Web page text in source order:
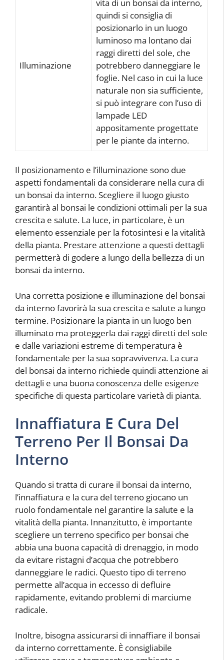
Illuminazione
vita di un bonsai da interno,
quindi si consiglia di
posizionarlo in un luogo
luminoso ma lontano dai
raggi diretti del sole, che
potrebbero danneggiare le
foglie. Nel caso in cui la luce
naturale non sia sufficiente,
si può integrare con l’uso di
lampade LED
appositamente progettate
per le piante da interno.
Il posizionamento e l’illuminazione sono due
aspetti fondamentali da considerare nella cura di
un bonsai da interno. Scegliere il luogo giusto
garantirà al bonsai le condizioni ottimali per la sua
crescita e salute. La luce, in particolare, è un
elemento essenziale per la fotosintesi e la vitalità
della pianta. Prestare attenzione a questi dettagli
permetterà di godere a lungo della bellezza di un
bonsai da interno.
Una corretta posizione e illuminazione del bonsai
da interno favorirà la sua crescita e salute a lungo
termine. Posizionare la pianta in un luogo ben
illuminato ma proteggerla dai raggi diretti del sole
e dalle variazioni estreme di temperatura è
fondamentale per la sua sopravvivenza. La cura
del bonsai da interno richiede quindi attenzione ai
dettagli e una buona conoscenza delle esigenze
specifiche di questa particolare varietà di pianta.
Innaffiatura E Cura Del
Terreno Per Il Bonsai Da
Interno
Quando si tratta di curare il bonsai da interno,
l’innaffiatura e la cura del terreno giocano un
ruolo fondamentale nel garantire la salute e la
vitalità della pianta. Innanzitutto, è importante
scegliere un terreno specifico per bonsai che
abbia una buona capacità di drenaggio, in modo
da evitare ristagni d’acqua che potrebbero
danneggiare le radici. Questo tipo di terreno
permette all’acqua in eccesso di defluire
rapidamente, evitando problemi di marciume
radicale.
Inoltre, bisogna assicurarsi di innaffiare il bonsai
da interno correttamente. È consigliabile